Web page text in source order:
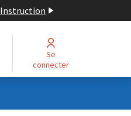
Instruction
Se
connecter